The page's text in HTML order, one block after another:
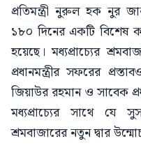
প্রতিমন্ত্রী নুরুল হক নুর
১৮০ দিনের একটি বিশেষ
হয়েছে। মধ্যপ্রাচ্যের
প্রধানমন্ত্রীর সফরের
জিয়াউর রহমান ও সাবেক
মধ্যপ্রাচ্যের সাথে যে
শ্রমবাজারের নতুন দ্বার